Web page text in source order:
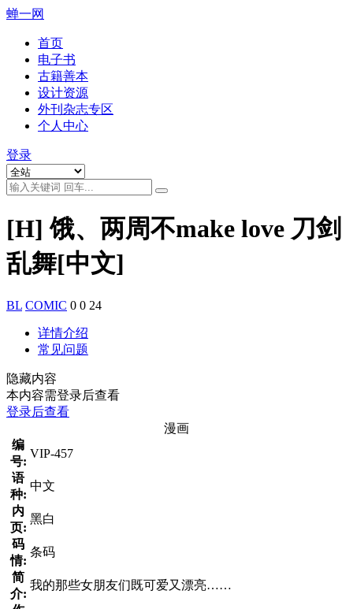
蝉一网
首页
电子书
古籍善本
设计资源
外刊杂志专区
个人中心
登录
[H] 饿、两周不make love 刀剑
乱舞[中文]
BL COMIC 0 0 24
详情介绍
常见问题
隐藏内容
本内容需登录后查看
登录后查看
漫画
编
号:
VIP-457
语
种:
中文
内
页:
黑白
码
情:
条码
简
介:
我的那些女朋友们既可爱又漂亮……